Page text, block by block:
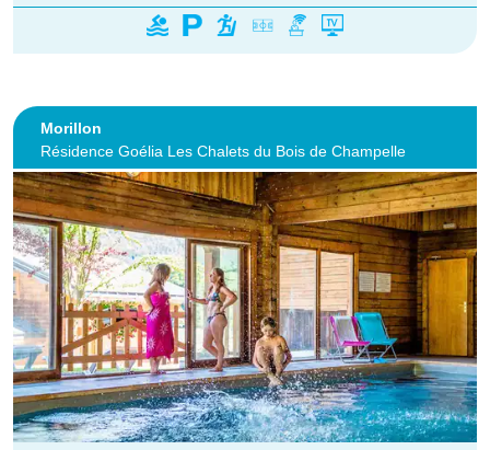
Morillon
Résidence Goélia Les Chalets du Bois de Champelle